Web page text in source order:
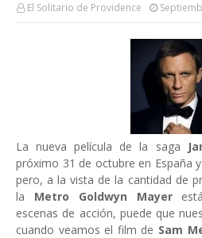
El Solitario de Providence
La nueva película de la saga
próximo 31 de octubre en España
pero, a la vista de la cantidad de
la Metro Goldwyn Mayerestá
escenas de acción, puede que
cuando veamos el film de Sam